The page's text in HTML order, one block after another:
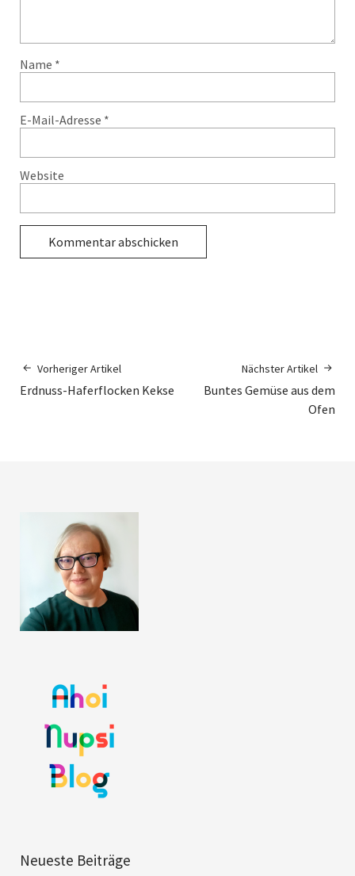
Name *
E-Mail-Adresse *
Website
Vorheriger Artikel
Erdnuss-Haferflocken Kekse
Nächster Artikel
Buntes Gemüse aus dem
Ofen
Neueste Beiträge